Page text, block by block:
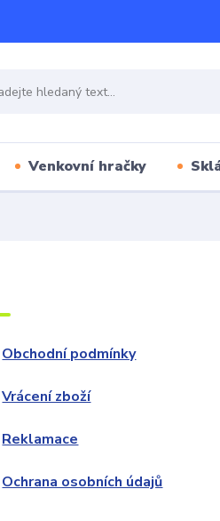
Venkovní hračky
Obchodní podmínky
Vrácení zboží
Reklamace
Ochrana osobních údajů